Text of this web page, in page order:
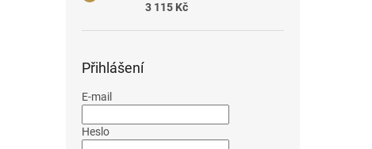
3 115 Kč
Přihlášení
E-mail
Heslo